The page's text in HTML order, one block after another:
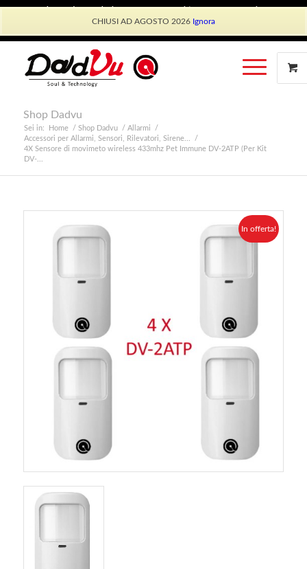
CHIUSI AD AGOSTO 2026 Ignora
Shop Dadvu
Sei in: Home / Shop Dadvu / Allarmi
/
Accessori per Allarmi, Sensori, Rilevatori, Sirene...
/
4X Sensore di movimeto wireless 433mhz Pet Immune DV-2ATP (Per Kit
DV-...
In offerta!